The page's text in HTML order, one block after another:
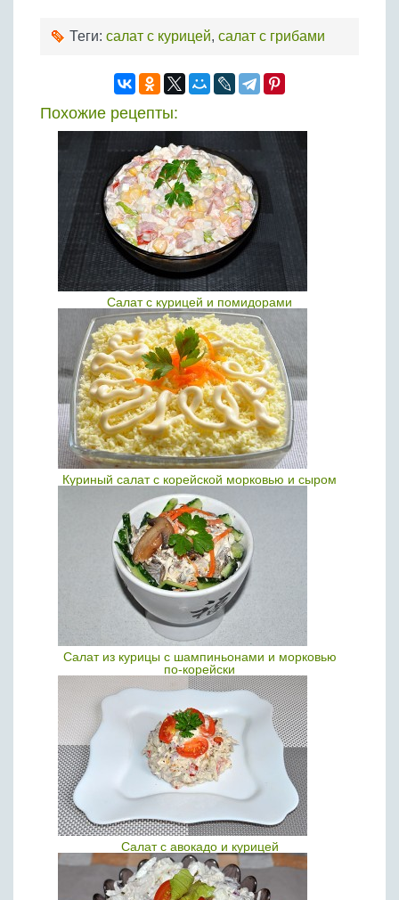
Теги: салат с курицей, салат с грибами
Похожие рецепты:
Салат с курицей и помидорами
Куриный салат с корейской морковью и сыром
Салат из курицы с шампиньонами и морковью
по-корейски
Салат с авокадо и курицей